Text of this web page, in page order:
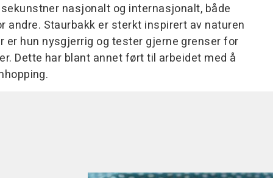
nasjonalt og internasjonalt, både
andre. Staurbakk er sterkt inspirert av naturen
er hun nysgjerrig og tester gjerne grenser for
Dette har blant annet ført til arbeidet med å